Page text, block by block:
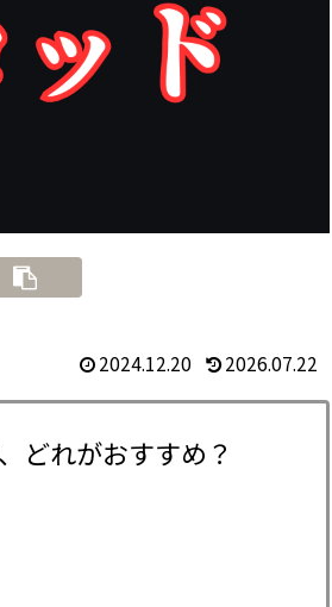
2024.12.20 2026.07.22
どれがおすすめ？